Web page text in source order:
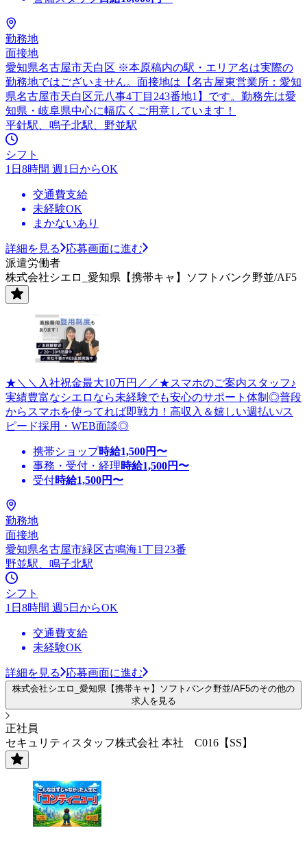
勤務地
面接地
愛知県名古屋市天白区 ※本原稿内の駅・エリア名は実際の
勤務地ではございません。面接地は【名古屋東営業所：愛知
県名古屋市天白区元八事4丁目243番地1】です。勤務先は愛
知県・岐阜県中心に幅広くご用意しています！
平針駅、鳴子北駅、野並駅
シフト
1日8時間 週1日からOK
交通費支給
未経験OK
まかないあり
詳細を見る
応募画面に進む
派遣労働者
株式会社シエロ_愛知県【携帯キャ】ソフトバンク野並/AF5
★＼＼入社祝金最大10万円／／★スマホのご案内スタッフ♪
実績豊富なシエロなら未経験でも安心のサポート体制◎普段
からスマホを使ってれば即戦力！高収入＆嬉しい週払い/ス
ピード採用・WEB面談◎
携帯ショップ時給1,500円〜
事務・受付・経理時給1,500円〜
受付時給1,500円〜
勤務地
面接地
愛知県名古屋市緑区古鳴海1丁目23番
野並駅、鳴子北駅
シフト
1日8時間 週5日からOK
交通費支給
未経験OK
詳細を見る 応募画面に進む
株式会社シエロ_愛知県【携帯キャ】ソフトバンク野並/AF5のその他の
求人を見る
正社員
セキュリティスタッフ株式会社 本社 C016【SS】